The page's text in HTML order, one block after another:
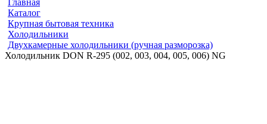
Главная
Каталог
Крупная бытовая техника
Холодильники
Двухкамерные холодильники (ручная разморозка)
Холодильник DON R-295 (002, 003, 004, 005, 006) NG